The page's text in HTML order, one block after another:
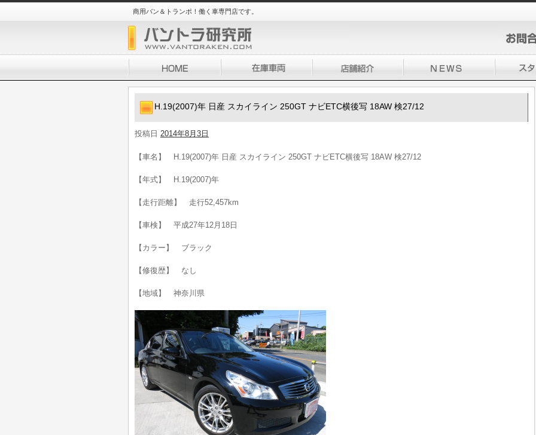
商用バン＆トランポ！働く車専門店です。
H.19(2007)年 日産 スカイライン 250GT ナビETC横後写 18AW 検27/12
投稿日 2014年8月3日
【車名】 H.19(2007)年 日産 スカイライン 250GT ナビETC横後写 18AW 検27/12
【年式】 H.19(2007)年
【走行距離】 走行52,457km
【車検】 平成27年12月18日
【カラー】 ブラック
【修復歴】 なし
【地域】 神奈川県